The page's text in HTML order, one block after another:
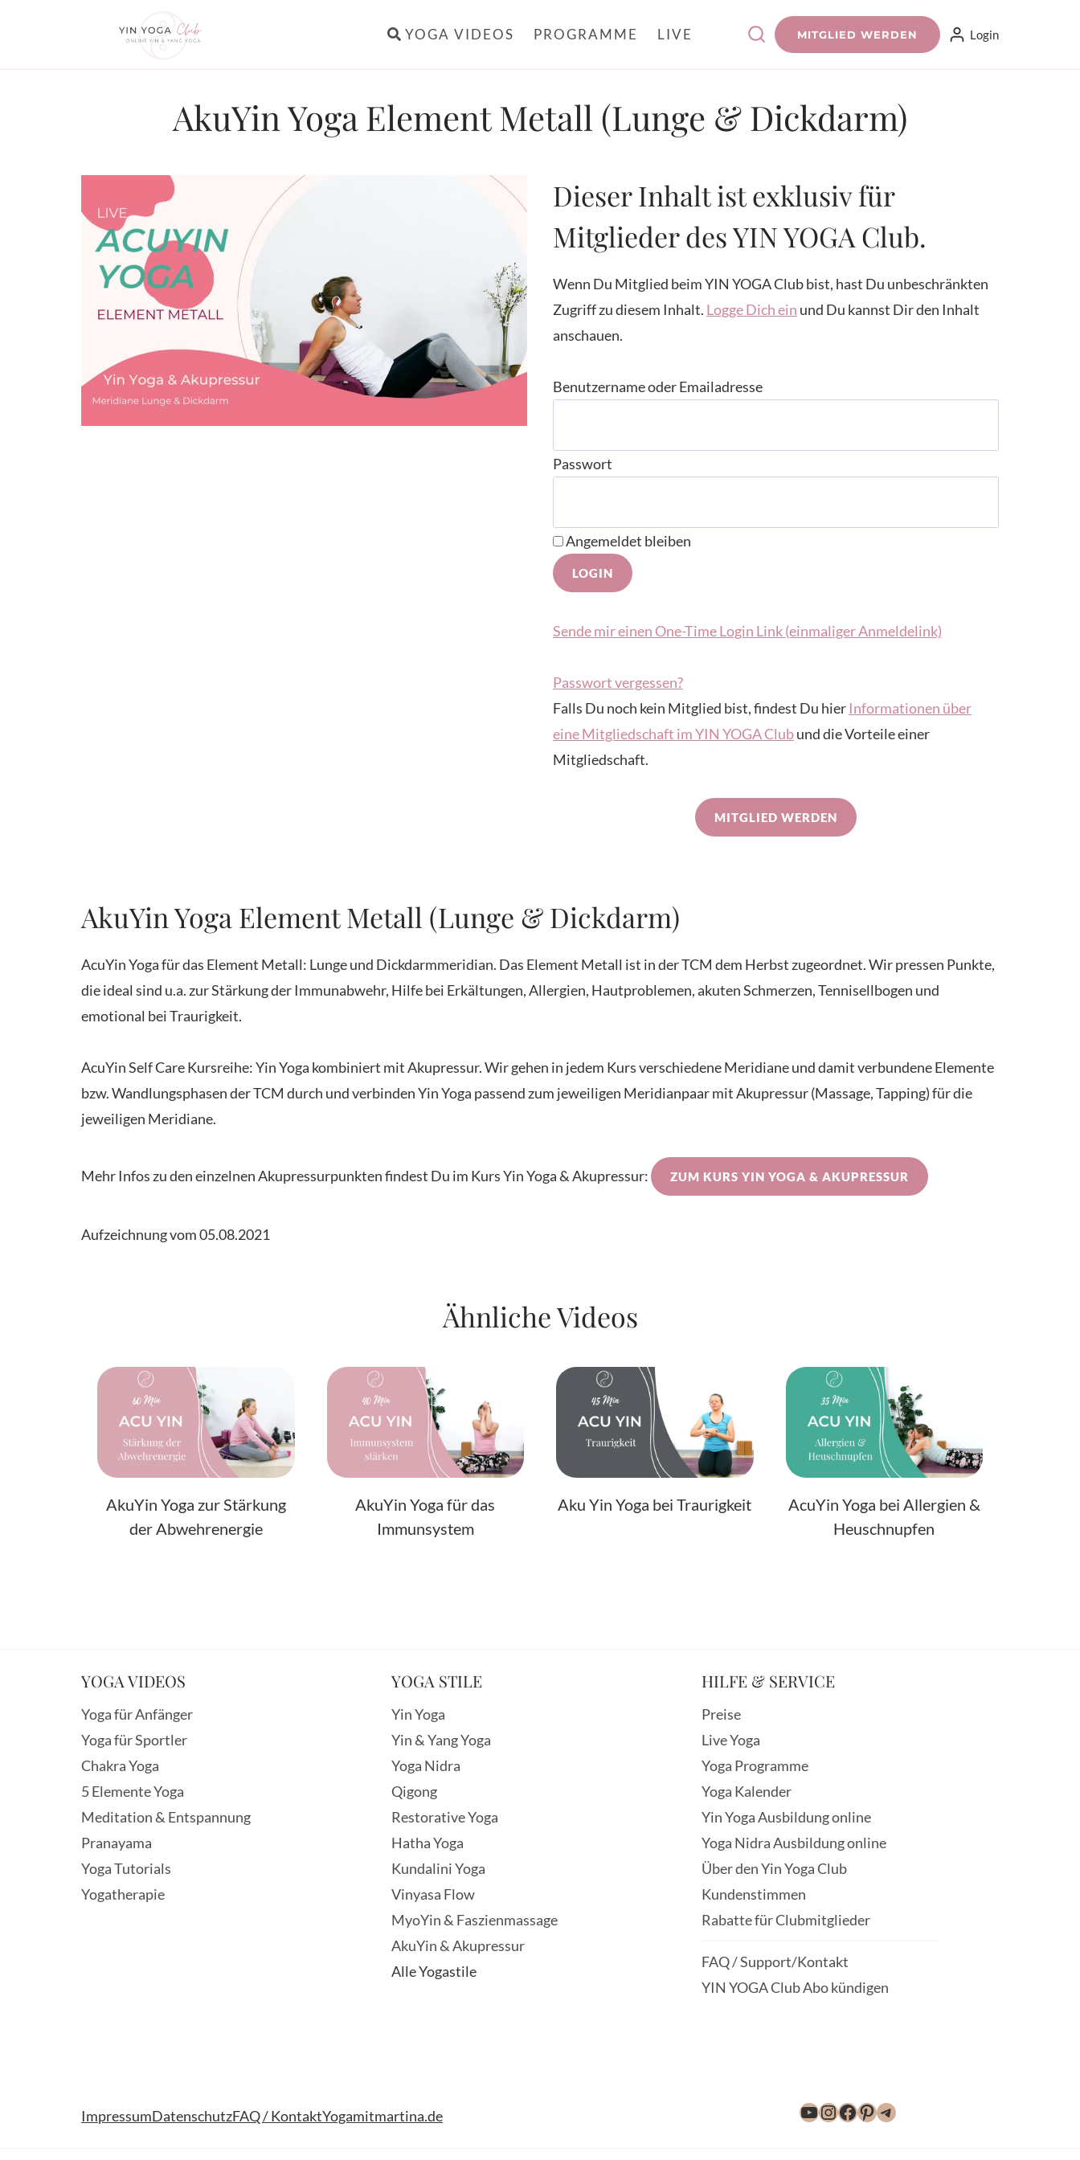
YOGA VIDEOS PROGRAMME LIVE MITGLIED WERDEN Login
AkuYin Yoga Element Metall (Lunge & Dickdarm)
Dieser Inhalt ist exklusiv für
Mitglieder des YIN YOGA Club.
Wenn Du Mitglied beim YIN YOGA Club bist, hast Du unbeschränkten
Zugriff zu diesem Inhalt. Logge Dich ein und Du kannst Dir den Inhalt
anschauen.
Benutzername oder Emailadresse
Passwort
Angemeldet bleiben
Sende mir einen One-Time Login Link (einmaliger Anmeldelink)
Passwort vergessen?
Falls Du noch kein Mitglied bist, findest Du hier Informationen über
eine Mitgliedschaft im YIN YOGA Clubund die Vorteile einer
Mitgliedschaft.
MITGLIED WERDEN
AkuYin Yoga Element Metall (Lunge & Dickdarm)
AcuYin Yoga für das Element Metall: Lunge und Dickdarmmeridian. Das Element Metall ist in der TCM dem Herbst zugeordnet. Wir pressen Punkte,
die ideal sind u.a. zur Stärkung der Immunabwehr, Hilfe bei Erkältungen, Allergien, Hautproblemen, akuten Schmerzen, Tennisellbogen und
emotional bei Traurigkeit.
AcuYin Self Care Kursreihe: Yin Yoga kombiniert mit Akupressur. Wir gehen in jedem Kurs verschiedene Meridiane und damit verbundene Elemente
bzw. Wandlungsphasen der TCM durch und verbinden Yin Yoga passend zum jeweiligen Meridianpaar mit Akupressur (Massage, Tapping) für die
jeweiligen Meridiane.
Mehr Infos zu den einzelnen Akupressurpunkten findest Du im Kurs Yin Yoga & Akupressur: ZUM KURS YIN YOGA & AKUPRESSUR
Aufzeichnung vom 05.08.2021
Ähnliche Videos
AkuYin Yoga zur Stärkung
der Abwehrenergie
AkuYin Yoga für das
Immunsystem
Aku Yin Yoga bei Traurigkeit
AcuYin Yoga bei Allergien &
Heuschnupfen
YOGA VIDEOS
Yoga für Anfänger
Yoga für Sportler
Chakra Yoga
5 Elemente Yoga
Meditation & Entspannung
Pranayama
Yoga Tutorials
Yogatherapie
YOGA STILE
Yin Yoga
Yin & Yang Yoga
Yoga Nidra
Qigong
Restorative Yoga
Hatha Yoga
Kundalini Yoga
Vinyasa Flow
MyoYin & Faszienmassage
AkuYin & Akupressur
Alle Yogastile
HILFE & SERVICE
Preise
Live Yoga
Yoga Programme
Yoga Kalender
Yin Yoga Ausbildung online
Yoga Nidra Ausbildung online
Über den Yin Yoga Club
Kundenstimmen
Rabatte für Clubmitglieder
FAQ / Support/Kontakt
YIN YOGA Club Abo kündigen
ImpressumDatenschutzFAQ / KontaktYogamitmartina.de YouTube
Instagram
Facebook
Pinterest
Telegram